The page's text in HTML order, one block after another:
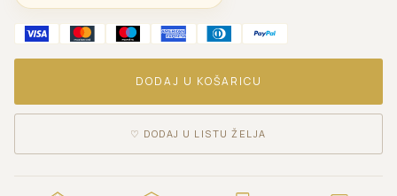
DODAJ U KOŠARICU
♡ DODAJ U LISTU ŽELJA